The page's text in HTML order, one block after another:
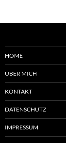
HOME
ÜBER MICH
KONTAKT
DATENSCHUTZ
IMPRESSUM